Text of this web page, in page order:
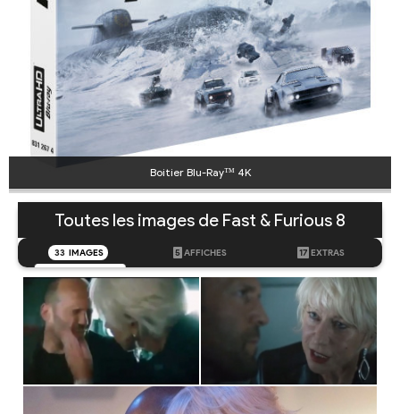
Boitier Blu-Ray™ 4K
Toutes les images de Fast & Furious 8
33 IMAGES 5 AFFICHES 17 EXTRAS